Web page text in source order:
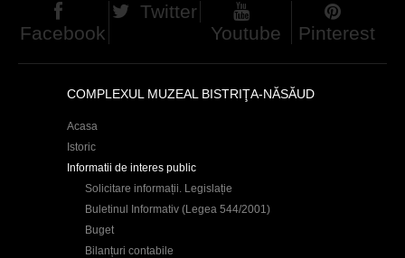
Facebook
Twitter
Youtube
Pinterest
COMPLEXUL MUZEAL BISTRIŢA-NĂSĂUD
Acasa
Istoric
Informatii de interes public
Solicitare informații. Legislație
Buletinul Informativ (Legea 544/2001)
Buget
Bilanțuri contabile